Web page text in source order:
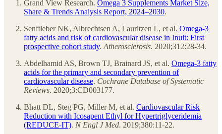
Grand View Research. Omega 3 Supplements Market Size,
Share & Trends Analysis Report, 2024–2030.
Senftleber NK, Albrechtsen A, Lauritzen L, et al. Omega-3
fatty acids and risk of cardiovascular disease in Inuit: First
prospective cohort study. Atherosclerosis. 2020;312:28-34.
Abdelhamid AS, Brown TJ, Brainard JS, et al. Omega-3 fatty
acids for the primary and secondary prevention of
cardiovascular disease. Cochrane Database of Systematic
Reviews. 2020;3:CD003177.
Bhatt DL, Steg PG, Miller M, et al. Cardiovascular Risk
Reduction with Icosapent Ethyl for Hypertriglyceridemia
(REDUCE-IT). N Engl J Med. 2019;380:11-22.